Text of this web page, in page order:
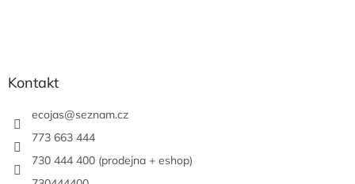
Kontakt
ecojas@seznam.cz
773 663 444
730 444 400 (prodejna + eshop)